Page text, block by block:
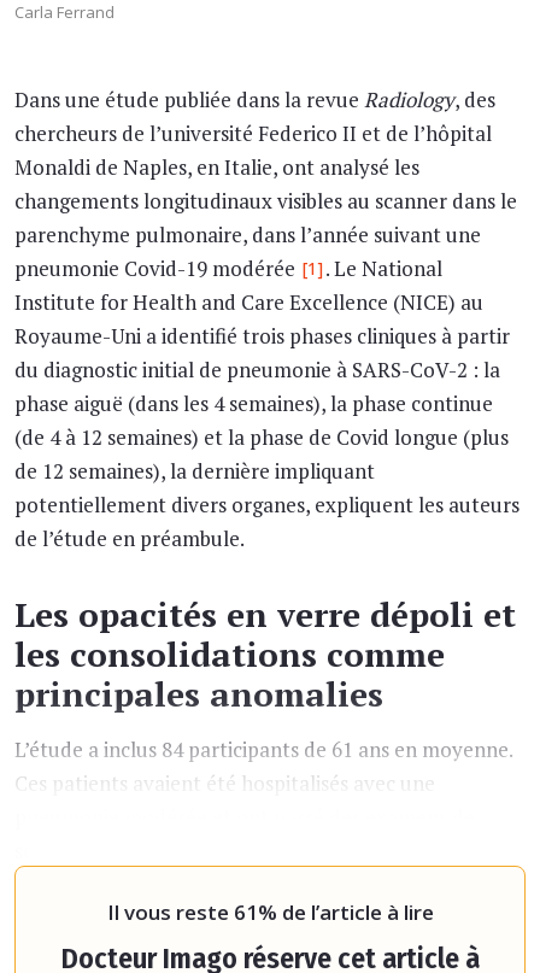
Carla Ferrand
Dans une étude publiée dans la revue Radiology, des
chercheurs de l’université Federico II et de l’hôpital
Monaldi de Naples, en Italie, ont analysé les
changements longitudinaux visibles au scanner dans le
parenchyme pulmonaire, dans l’année suivant une
pneumonie Covid-19 modérée [1]. Le National
Institute for Health and Care Excellence (NICE) au
Royaume-Uni a identifié trois phases cliniques à partir
du diagnostic initial de pneumonie à SARS-CoV-2 : la
phase aiguë (dans les 4 semaines), la phase continue
(de 4 à 12 semaines) et la phase de Covid longue (plus
de 12 semaines), la dernière impliquant
potentiellement divers organes, expliquent les auteurs
de l’étude en préambule.
Les opacités en verre dépoli et
les consolidations comme
principales anomalies
L’étude a inclus 84 participants de 61 ans en moyenne.
Ces patients avaient été hospitalisés avec une
Il vous reste 61% de l’article à lire
Docteur Imago réserve cet article à